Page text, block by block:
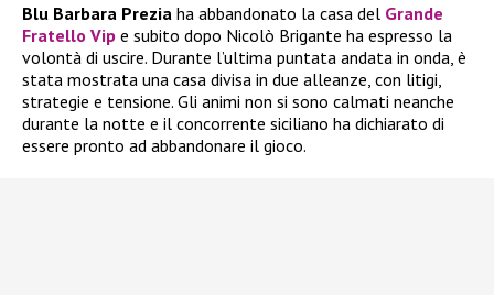
Blu Barbara Prezia ha abbandonato la casa del Grande
Fratello Vip e subito dopo Nicolò Brigante ha espresso la
volontà di uscire. Durante l’ultima puntata andata in onda, è
stata mostrata una casa divisa in due alleanze, con litigi,
strategie e tensione. Gli animi non si sono calmati neanche
durante la notte e il concorrente siciliano ha dichiarato di
essere pronto ad abbandonare il gioco.